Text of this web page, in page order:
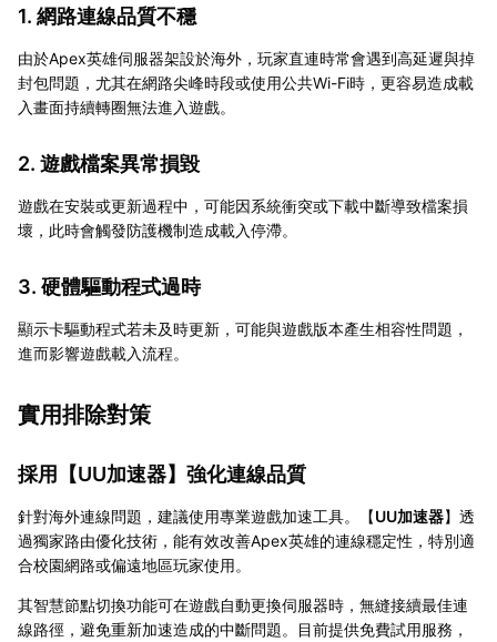
1. 網路連線品質不穩
由於Apex英雄伺服器架設於海外，玩家直連時常會遇到高延遲與掉
封包問題，尤其在網路尖峰時段或使用公共Wi-Fi時，更容易造成載
入畫面持續轉圈無法進入遊戲。
2. 遊戲檔案異常損毀
遊戲在安裝或更新過程中，可能因系統衝突或下載中斷導致檔案損
壞，此時會觸發防護機制造成載入停滯。
3. 硬體驅動程式過時
顯示卡驅動程式若未及時更新，可能與遊戲版本產生相容性問題，
進而影響遊戲載入流程。
實用排除對策
採用【UU加速器】強化連線品質
針對海外連線問題，建議使用專業遊戲加速工具。【UU加速器】透
過獨家路由優化技術，能有效改善Apex英雄的連線穩定性，特別適
合校園網路或偏遠地區玩家使用。
其智慧節點切換功能可在遊戲自動更換伺服器時，無縫接續最佳連
線路徑，避免重新加速造成的中斷問題。目前提供免費試用服務，